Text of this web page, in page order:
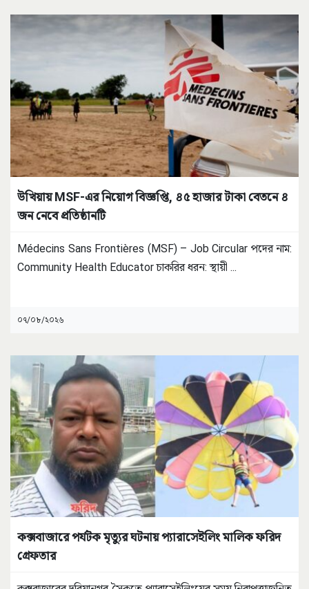
উখিয়ায় MSF-এর নিয়োগ বিজ্ঞপ্তি, ৪৫ হাজার টাকা বেতনে ৪
জন নেবে প্রতিষ্ঠানটি
Médecins Sans Frontières (MSF) – Job Circular পদের নাম:
Community Health Educator চাকরির ধরন: স্থায়ী ...
০৭/০৮/২০২৬
কক্সবাজারে পর্যটক মৃত্যুর ঘটনায় প্যারাসেইলিং মালিক ফরিদ
গ্রেফতার